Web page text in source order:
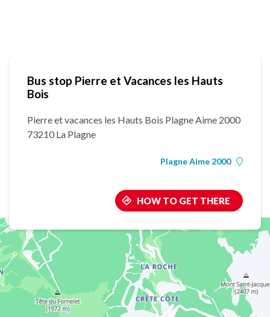
Bus stop Pierre et Vacances les Hauts
Bois
Pierre et vacances les Hauts Bois Plagne Aime 2000
73210 La Plagne
Plagne Aime 2000
HOW TO GET THERE